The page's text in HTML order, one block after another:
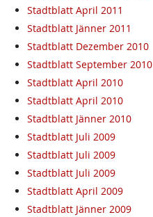
Stadtblatt April 2011
Stadtblatt Jänner 2011
Stadtblatt Dezember 2010
Stadtblatt September 2010
Stadtblatt April 2010
Stadtblatt April 2010
Stadtblatt Jänner 2010
Stadtblatt Juli 2009
Stadtblatt Juli 2009
Stadtblatt Juli 2009
Stadtblatt April 2009
Stadtblatt Jänner 2009